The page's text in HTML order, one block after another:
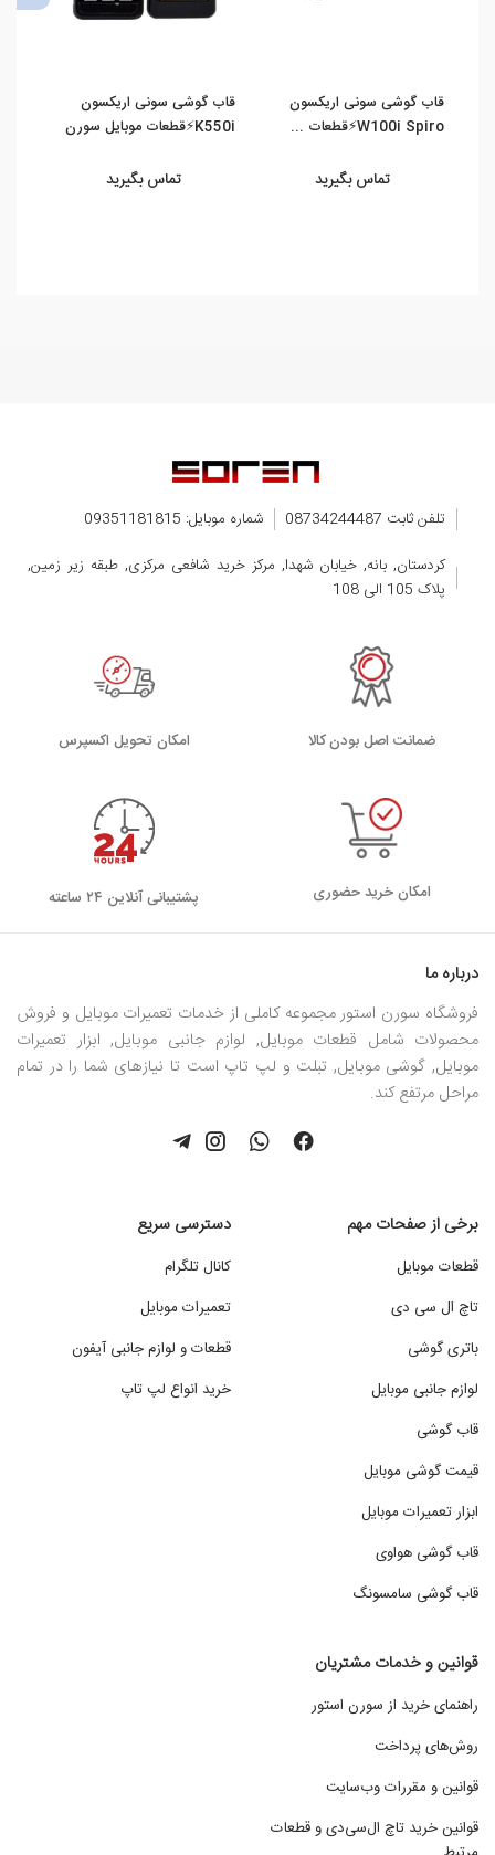
قاب گوشی سونی اریکسون
W100i Spiro⚡️قطعات ...
تماس بگیرید
قاب گوشی سونی اریکسون
K550i⚡️قطعات موبایل سورن
تماس بگیرید
تلفن ثابت 08734244487
شماره موبایل: 09351181815
کردستان, بانه, خیابان شهدا, مرکز خرید شافعی مرکزی, طبقه زیر زمین,
پلاک 105 الی 108
ضمانت اصل بودن کالا اﻣﮑﺎن ﺗﺤﻮﯾﻞ اﮐﺴﭙﺮس
امکان خرید حضوری پشتیبانی آنلاین ۲۴ ساعته
درباره ما
فروشگاه سورن استور مجموعه کاملی از خدمات تعمیرات موبایل و فروش
محصولات شامل قطعات موبایل, لوازم جانبی موبایل, ابزار تعمیرات
موبایل, گوشی موبایل, تبلت و لپ تاپ است تا نیازهای شما را در تمام
مراحل مرتفع کند.
برخی از صفحات مهم
قطعات موبایل
تاچ ال سی دی
باتری گوشی
لوازم جانبی موبایل
قاب گوشی
قیمت گوشی موبایل
ابزار تعمیرات موبایل
قاب گوشی هواوی
قاب گوشی سامسونگ
دسترسی سریع
کانال تلگرام
تعمیرات موبایل
قطعات و لوازم جانبی آیفون
خرید انواع لپ تاپ
قوانین و خدمات مشتریان
راهنمای خرید از سورن استور
روش‌های پرداخت
قوانین و مقررات وب‌سایت
قوانین خرید تاچ ال‌سی‌دی و قطعات